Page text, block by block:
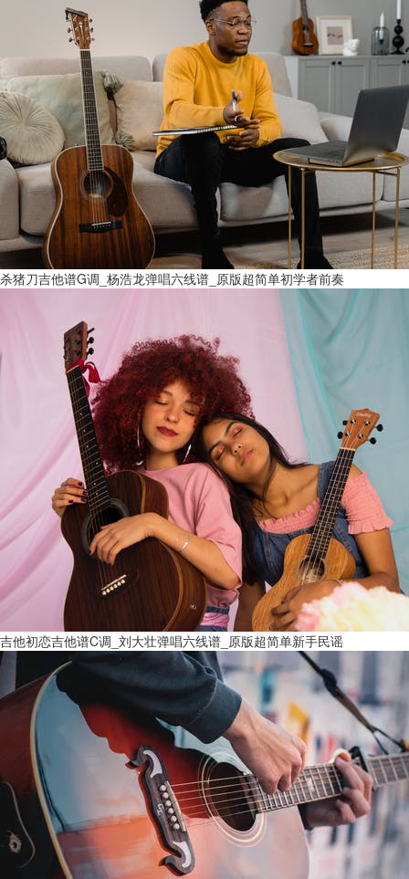
杀猪刀吉他谱G调_杨浩龙弹唱六线谱_原版超简单初学者前奏
吉他初恋吉他谱C调_刘大壮弹唱六线谱_原版超简单新手民谣